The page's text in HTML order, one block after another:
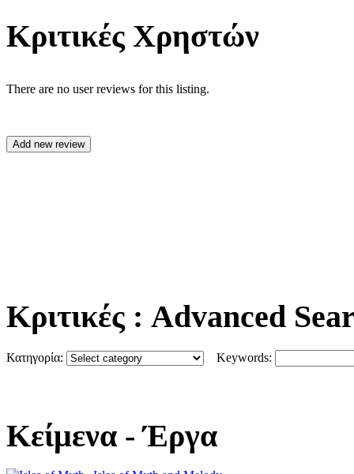
Κριτικές Χρηστών
There are no user reviews for this listing.
Κριτικές : Advanced
Κατηγορία: Keywords:
Κείμενα - Έργα